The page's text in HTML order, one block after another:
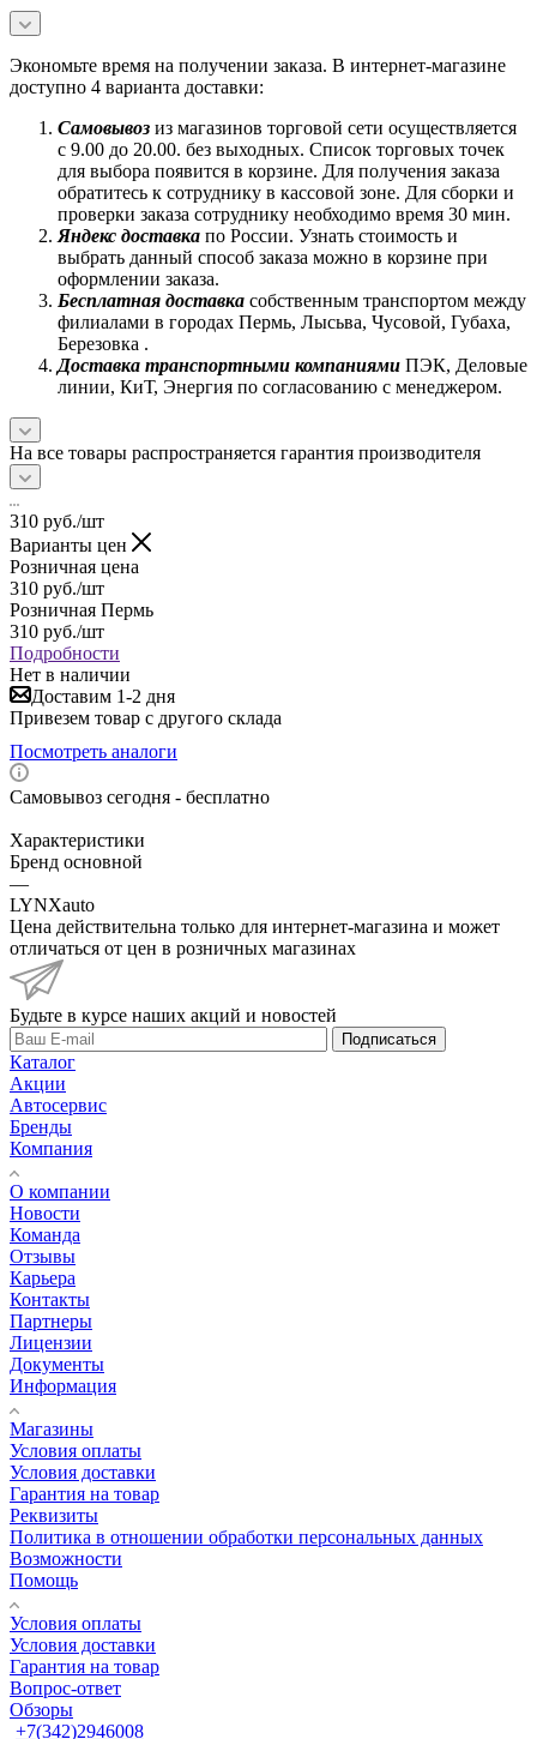
Экономьте время на получении заказа. В интернет-магазине
доступно 4 варианта доставки:
Самовывоз из магазинов торговой сети осуществляется
с 9.00 до 20.00. без выходных. Список торговых точек
для выбора появится в корзине. Для получения заказа
обратитесь к сотруднику в кассовой зоне. Для сборки и
проверки заказа сотруднику необходимо время 30 мин.
Яндекс доставка по России. Узнать стоимость и
выбрать данный способ заказа можно в корзине при
оформлении заказа.
Бесплатная доставка собственным транспортом между
филиалами в городах Пермь, Лысьва, Чусовой, Губаха,
Березовка .
Доставка транспортными компаниями ПЭК, Деловые
линии, КиТ, Энергия по согласованию с менеджером.
На все товары распространяется гарантия производителя
310 руб./шт
Варианты цен
Розничная цена
310 руб./шт
Розничная Пермь
310 руб./шт
Подробности
Нет в наличии
Доставим 1-2 дня
Привезем товар с другого склада
Посмотреть аналоги
Самовывоз сегодня - бесплатно
Характеристики
Бренд основной
—
LYNXauto
Цена действительна только для интернет-магазина и может
отличаться от цен в розничных магазинах
Будьте в курсе наших акций и новостей
Подписаться
Каталог
Акции
Автосервис
Бренды
Компания
О компании
Новости
Команда
Отзывы
Карьера
Контакты
Партнеры
Лицензии
Документы
Информация
Магазины
Условия оплаты
Условия доставки
Гарантия на товар
Реквизиты
Политика в отношении обработки персональных данных
Возможности
Помощь
Условия оплаты
Условия доставки
Гарантия на товар
Вопрос-ответ
Обзоры
+7(342)2946008